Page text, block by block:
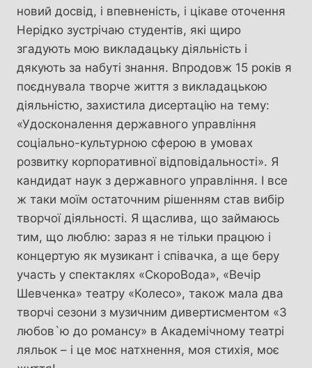
новий досвід, і впевненість, і цікаве оточення
Нерідко зустрічаю студентів, які щиро
згадують мою викладацьку діяльність і
дякують за набуті знання. Впродовж 15 років я
поєднувала творче життя з викладацькою
діяльністю, захистила дисертацію на тему:
«Удосконалення державного управління
соціально-культурною сферою в умовах
розвитку корпоративної відповідальності». Я
кандидат наук з державного управління. І все
ж таки моїм остаточним рішенням став вибір
творчої діяльності. Я щаслива, що займаюсь
тим, що люблю: зараз я не тільки працюю і
концертую як музикант і співачка, а ще беру
участь у спектаклях «СкороВода», «Вечір
Шевченка» театру «Колесо», також мала два
творчі сезони з музичним дивертисментом «З
любов`ю до романсу» в Академічному театрі
ляльок – і це моє натхнення, моя стихія, моє